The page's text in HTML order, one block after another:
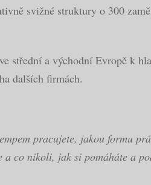
svižné struktury o 300
střední a východní Evropě k
dalších firmách.
pracujete, jakou formu
co nikoli, jak si pomáháte a